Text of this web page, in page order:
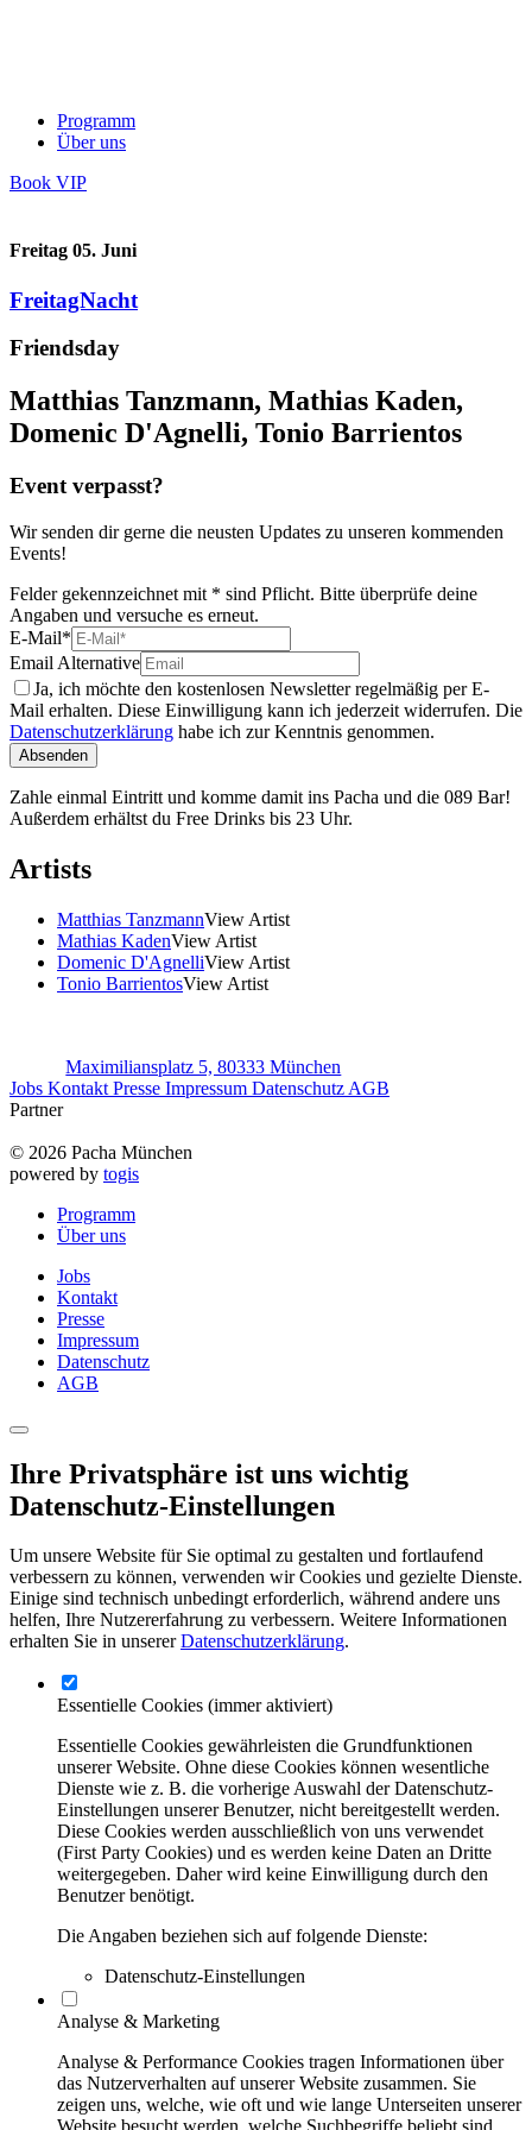
Programm
Über uns
Book VIP
Freitag 05. Juni
FreitagNacht
Friendsday
Matthias Tanzmann, Mathias Kaden,
Domenic D'Agnelli, Tonio Barrientos
Event verpasst?
Wir senden dir gerne die neusten Updates zu unseren kommenden
Events!
Felder gekennzeichnet mit * sind Pflicht. Bitte überprüfe deine
Angaben und versuche es erneut.
E-Mail*
Email Alternative
Ja, ich möchte den kostenlosen Newsletter regelmäßig per E-
Mail erhalten. Diese Einwilligung kann ich jederzeit widerrufen. Die
Datenschutzerklärung habe ich zur Kenntnis genommen.
Absenden
Zahle einmal Eintritt und komme damit ins Pacha und die 089 Bar!
Außerdem erhältst du Free Drinks bis 23 Uhr.
Artists
Matthias TanzmannView Artist
Mathias KadenView Artist
Domenic D'AgnelliView Artist
Tonio BarrientosView Artist
Maximiliansplatz 5, 80333 München
Jobs Kontakt Presse Impressum Datenschutz AGB
Partner
© 2026 Pacha München
powered by togis
Programm
Über uns
Jobs
Kontakt
Presse
Impressum
Datenschutz
AGB
Ihre Privatsphäre ist uns wichtig
Datenschutz-Einstellungen
Um unsere Website für Sie optimal zu gestalten und fortlaufend
verbessern zu können, verwenden wir Cookies und gezielte Dienste.
Einige sind technisch unbedingt erforderlich, während andere uns
helfen, Ihre Nutzererfahrung zu verbessern. Weitere Informationen
erhalten Sie in unsererDatenschutzerklärung.
Essentielle Cookies (immer aktiviert)
Essentielle Cookies gewährleisten die Grundfunktionen
unserer Website. Ohne diese Cookies können wesentliche
Dienste wie z. B. die vorherige Auswahl der Datenschutz-
Einstellungen unserer Benutzer, nicht bereitgestellt werden.
Diese Cookies werden ausschließlich von uns verwendet
(First Party Cookies) und es werden keine Daten an Dritte
weitergegeben. Daher wird keine Einwilligung durch den
Benutzer benötigt.
Die Angaben beziehen sich auf folgende Dienste:
Datenschutz-Einstellungen
Analyse & Marketing
Analyse & Performance Cookies tragen Informationen über
das Nutzerverhalten auf unserer Website zusammen. Sie
zeigen uns, welche, wie oft und wie lange Unterseiten unserer